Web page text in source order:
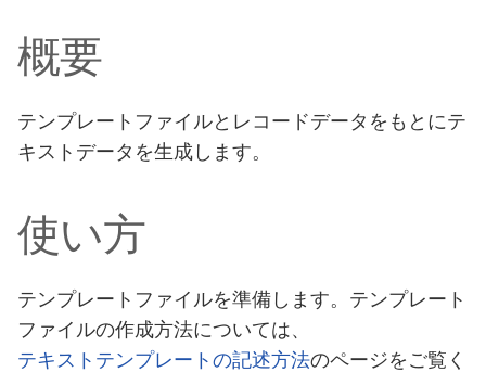
概要
テンプレートファイルとレコードデータをもとにテ
キストデータを生成します。
使い方
テンプレートファイルを準備します。テンプレート
ファイルの作成方法については、
テキストテンプレートの記述方法のページをご覧く